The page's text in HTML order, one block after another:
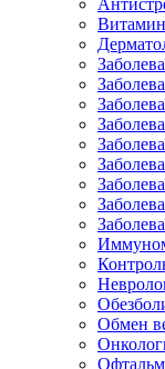
Обмен